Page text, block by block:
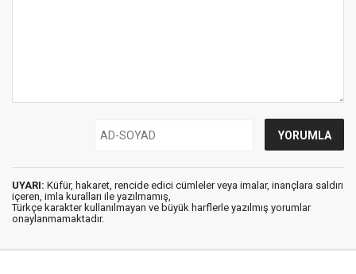
UYARI: Küfür, hakaret, rencide edici cümleler veya imalar, inançlara saldırı
içeren, imla kuralları ile yazılmamış,
Türkçe karakter kullanılmayan ve büyük harflerle yazılmış yorumlar
onaylanmamaktadır.